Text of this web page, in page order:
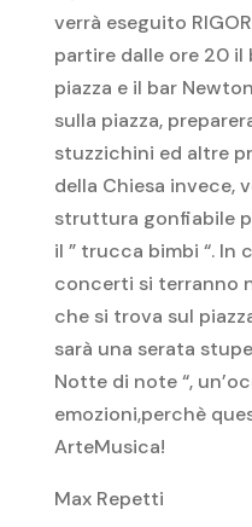
verrà eseguito
partire dalle ore 20 il
piazza e il bar
sulla piazza,
stuzzichini ed altre
della Chiesa invece,
struttura gonfiabile
il ” trucca bimbi “. In
concerti si terranno
che si trova sul
sarà una serata
Notte di note “,
emozioni,perchè
ArteMusica!
Max Repetti